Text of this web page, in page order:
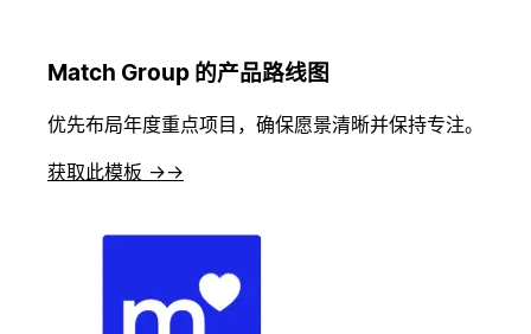
Match Group 的产品路线图
优先布局年度重点项目，确保愿景清晰并保持专注。
获取此模板 →→